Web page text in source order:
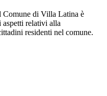
di Villa Latina è
aspetti relativi alla
residenti nel comune.